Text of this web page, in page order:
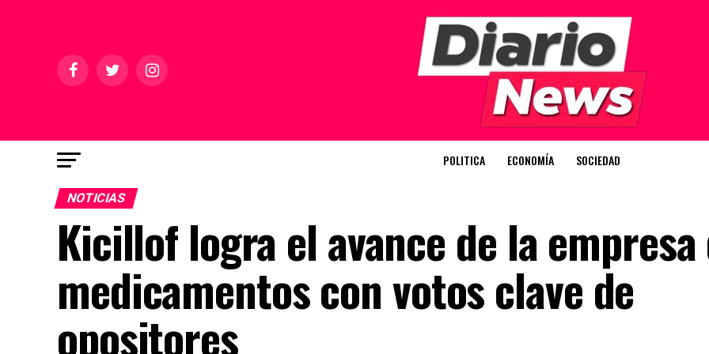
POLITICA ECONOMÍA SOCIEDAD
NOTICIAS
Kicillof logra el avance de la empresa
medicamentos con votos clave de
opositores